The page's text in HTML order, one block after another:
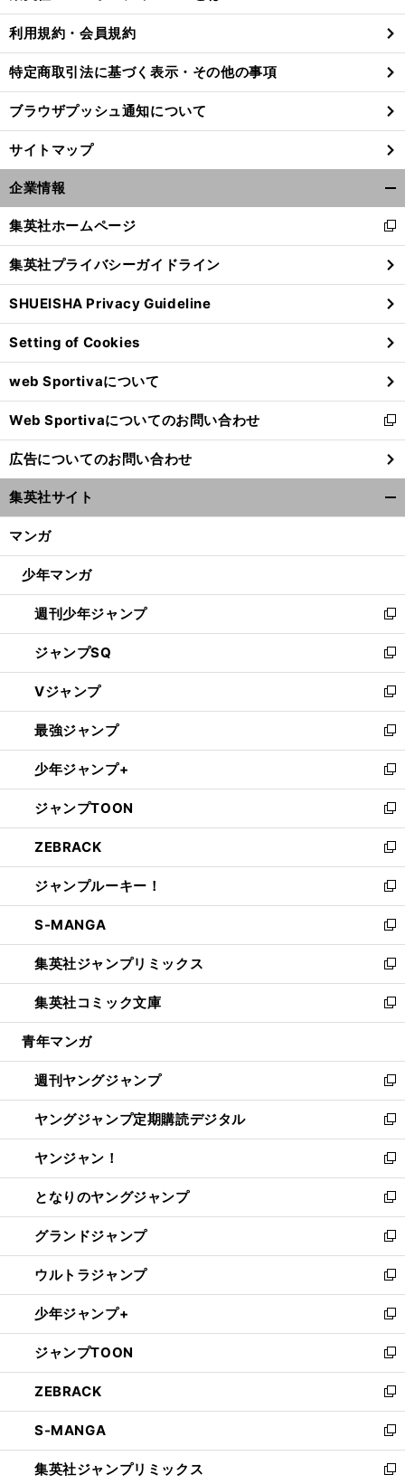
、
平
利用規約・会員規約
特定商取引法に基づく表示・その他の事項
ブラウザプッシュ通知について
サイトマップ
企業情報
閉
る
集英社ホームページ
新
し
い
ウ
ィ
ン
ド
ウ
で
開
く
集英社プライバシーガイドライン
SHUEISHA Privacy Guideline
Setting of Cookies
web Sportivaについて
Web Sportivaについてのお問い合わせ
新
し
い
ウ
ィ
ン
ウ
開
く
広告についてのお問い合わせ
集英社サイト
マンガ
少年マンガ
週刊少年ジャンプ
新
し
い
ウ
ィ
ン
ド
ウ
で
開
く
ジャンプSQ
新
し
い
ウ
ィ
ン
ド
ウ
で
開
く
Vジャンプ
新
し
い
ウ
ィ
ン
ド
ウ
で
開
く
最強ジャンプ
新
し
い
ウ
ィ
ン
ド
ウ
で
開
く
少年ジャンプ+
新
し
い
ウ
ィ
ン
ド
ウ
で
開
く
ジャンプTOON
新
し
い
ウ
ィ
ン
ド
ウ
で
開
く
ZEBRACK
新
し
い
ウ
ィ
ン
ド
ウ
で
開
ジャンプルーキー！
新
し
い
ウ
ィ
ン
ド
ウ
開
く
S-MANGA
新
し
い
ウ
ィ
ン
ウ
で
開
く
集英社ジャンプリミックス
新
し
い
ウ
ン
ド
ウ
で
開
く
集英社コミック文庫
新
し
ウ
ィ
ン
ド
ウ
で
開
く
青年マンガ
週刊ヤングジャンプ
新
し
い
ウ
ィ
ン
ド
ウ
で
開
く
ヤングジャンプ定期購読デジタル
新
し
い
ウ
ィ
ン
ド
ウ
で
開
く
ヤンジャン！
新
し
い
ウ
ィ
ン
ド
ウ
で
開
く
となりのヤングジャンプ
新
し
い
ウ
ィ
ン
ド
ウ
で
開
く
グランドジャンプ
新
し
い
ウ
ィ
ン
ド
ウ
で
開
く
ウルトラジャンプ
新
し
い
ウ
ィ
ン
ド
ウ
で
開
く
少年ジャンプ+
新
し
い
ウ
ィ
ン
ド
ウ
で
ジャンプTOON
新
し
い
ウ
ィ
ン
ド
ZEBRACK
新
し
い
ウ
ィ
S-MANGA
新
し
い
集英社ジャンプリミックス 新